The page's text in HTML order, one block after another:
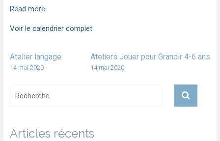
Read more
Voir le calendrier complet
Atelier langage
14 mai 2020
Ateliers Jouer pour Grandir 4-6 ans
14 mai 2020
Articles récents